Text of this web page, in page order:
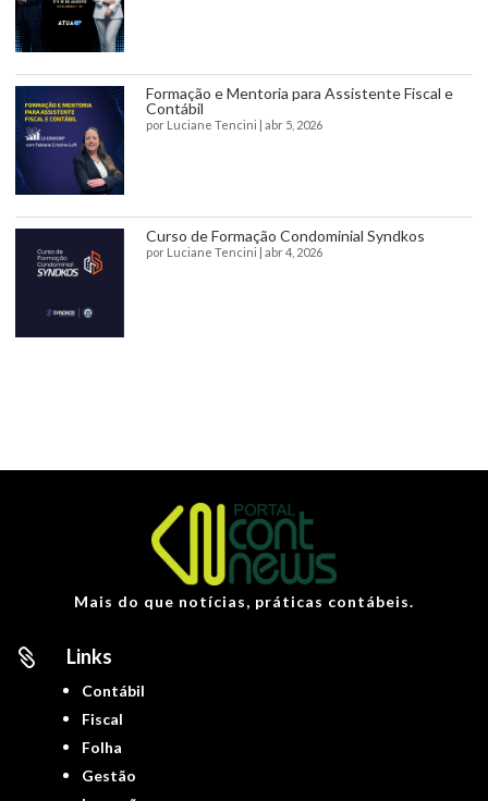
Formação e Mentoria para Assistente Fiscal e
Contábil
por Luciane Tencini abr 5, 2026
Curso de Formação Condominial Syndkos
por Luciane Tencini abr 4, 2026
Mais do que notícias, práticas contábeis.
 Links
Contábil
Fiscal
Folha
Gestão